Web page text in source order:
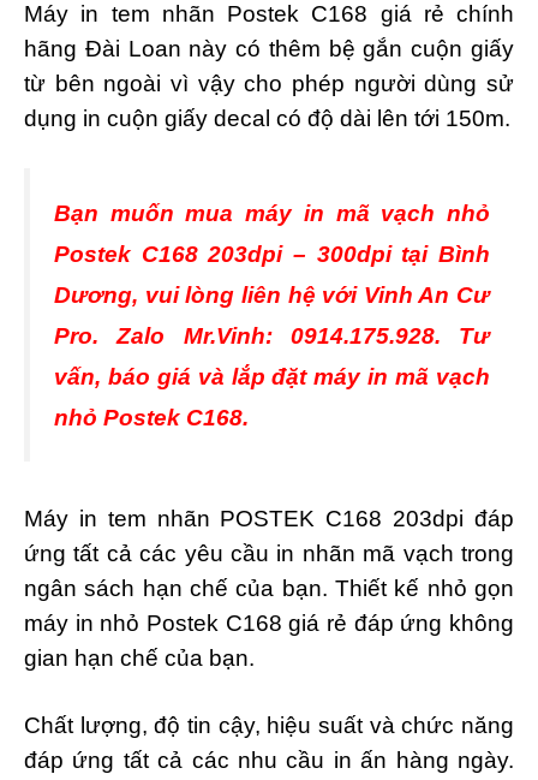
Máy in tem nhãn Postek C168 giá rẻ chính
hãng Đài Loan này có thêm bệ gắn cuộn giấy
từ bên ngoài vì vậy cho phép người dùng sử
dụng in cuộn giấy decal có độ dài lên tới 150m.
Bạn muốn mua máy in mã vạch nhỏ
Postek C168 203dpi – 300dpi tại Bình
Dương, vui lòng liên hệ với Vinh An Cư
Pro. Zalo Mr.Vinh: 0914.175.928. Tư
vấn, báo giá và lắp đặt máy in mã vạch
nhỏ Postek C168.
Máy in tem nhãn POSTEK C168 203dpi đáp
ứng tất cả các yêu cầu in nhãn mã vạch trong
ngân sách hạn chế của bạn. Thiết kế nhỏ gọn
máy in nhỏ Postek C168 giá rẻ đáp ứng không
gian hạn chế của bạn.
Chất lượng, độ tin cậy, hiệu suất và chức năng
đáp ứng tất cả các nhu cầu in ấn hàng ngày.